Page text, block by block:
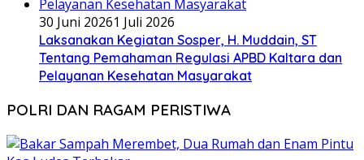
30 Juni 20261 Juli 2026
Laksanakan Kegiatan Sosper, H. Muddain, ST
Tentang Pemahaman Regulasi APBD Kaltara dan
Pelayanan Kesehatan Masyarakat
POLRI DAN RAGAM PERISTIWA